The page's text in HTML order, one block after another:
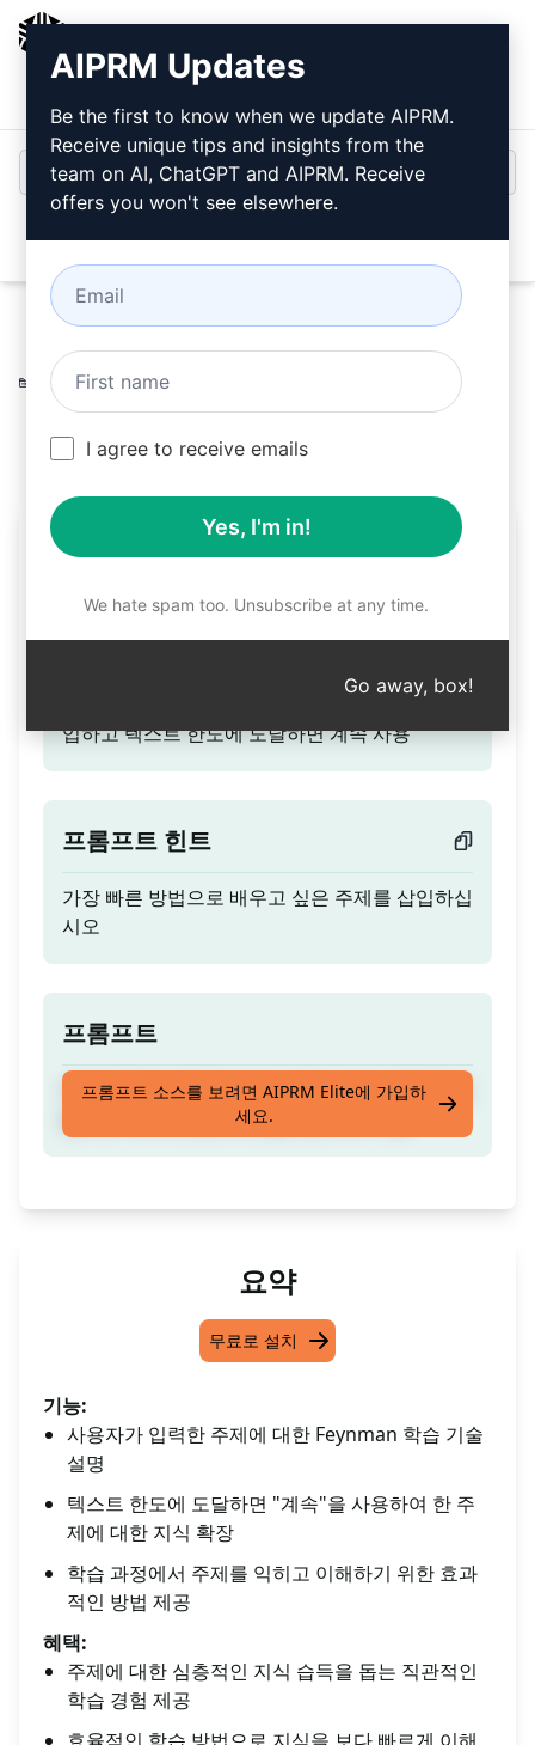
로그인
Home / AI 프롬프트
Summarize
Prompts / Feyman 학습 메커니즘
shad3
February 19, 2023
9,736
2 6,593
Feyman 학습 메커니즘
총 사용량
어떤 주제에 대한 Feynman 학습 기술, 주제를 삽
입하고 텍스트 한도에 도달하면 계속 사용
프롬프트 힌트
가장 빠른 방법으로 배우고 싶은 주제를 삽입하십
시오
프롬프트
어떤 주제에 대한 Feynman 학습 기술, 주제를 삽
입하고 텍스트 한도에 도달하면 계속 사용
프롬프트 소스를 보려면 AIPRM Elite에 가입하
세요.
요약
무료로 설치
기능:
사용자가 입력한 주제에 대한 Feynman 학습 기술
설명
텍스트 한도에 도달하면 "계속"을 사용하여 한 주
제에 대한 지식 확장
학습 과정에서 주제를 익히고 이해하기 위한 효과
적인 방법 제공
혜택:
주제에 대한 심층적인 지식 습득을 돕는 직관적인
학습 경험 제공
AIPRM Updates
Be the first to know when we update AIPRM.
Receive unique tips and insights from the
team on AI, ChatGPT and AIPRM. Receive
offers you won't see elsewhere.
I agree to receive emails
Yes, I'm in!
We hate spam too. Unsubscribe at any time.
Go away, box!